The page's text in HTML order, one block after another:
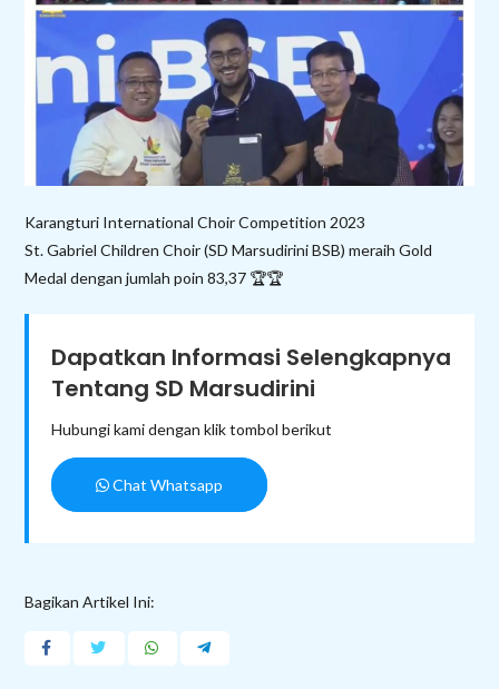
Karangturi International Choir Competition 2023
St. Gabriel Children Choir (SD Marsudirini BSB) meraih Gold
Medal dengan jumlah poin 83,37 🏆🏆
Dapatkan Informasi Selengkapnya
Tentang SD Marsudirini
Hubungi kami dengan klik tombol berikut
Chat Whatsapp
Bagikan Artikel Ini: